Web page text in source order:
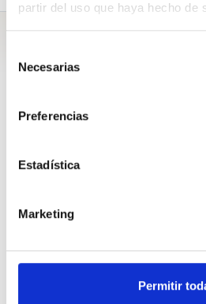
partir del uso que haya hecho de
Necesarias
Preferencias
Estadística
Marketing
Permitir
más reciente: fui Presidente de
Diputadopor el distrito 8 y hasta
años y partí desde abajo. Estoy
la confianza de sus militantes
presidente nacional del partido.
y a diputado, fui
subsecretario